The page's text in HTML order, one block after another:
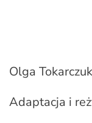
Olga
Adaptacja i